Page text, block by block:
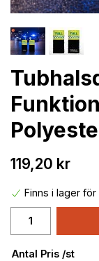
119,20 kr
Finns i lager
Antal Pris /st